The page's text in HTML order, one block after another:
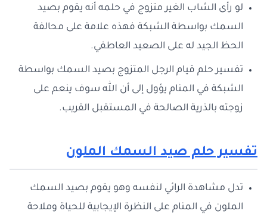
لو رأى الشاب الغير متزوج في حلمه أنه يقوم بصيد
السمك بواسطة الشبكة فهذه علامة على محالفة
الحظ الجيد له على الصعيد العاطفي.
تفسير حلم قيام الرجل المتزوج بصيد السمك بواسطة
الشبكة في المنام يؤول إلى أن الله سوف ينعم على
زوجته بالذرية الصالحة في المستقبل القريب.
تفسير حلم صيد السمك الملون
تدل مشاهدة الرائي لنفسه وهو يقوم بصيد السمك
الملون في المنام على النظرة الإيجابية للحياة وملاحة